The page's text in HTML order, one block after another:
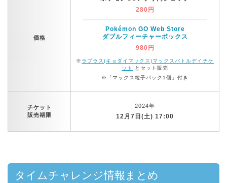
価格
280円
Pokémon GO Web Store
ダブルフィーチャーボックス
980円
※ ラプラス(キョダイマックス)マックスバトルデイチケ
ット
とセット販売
※「マックス粒子パック1個」付き
チケット
販売期限
2024年
12月7日(土) 17:00
タイムチャレンジ情報まとめ